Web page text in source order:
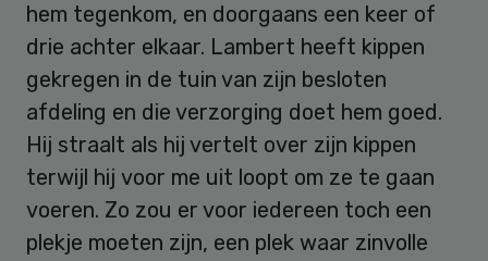
hem tegenkom, en doorgaans een keer of
drie achter elkaar. Lambert heeft kippen
gekregen in de tuin van zijn besloten
afdeling en die verzorging doet hem goed.
Hij straalt als hij vertelt over zijn kippen
terwijl hij voor me uit loopt om ze te gaan
voeren. Zo zou er voor iedereen toch een
plekje moeten zijn, een plek waar zinvolle